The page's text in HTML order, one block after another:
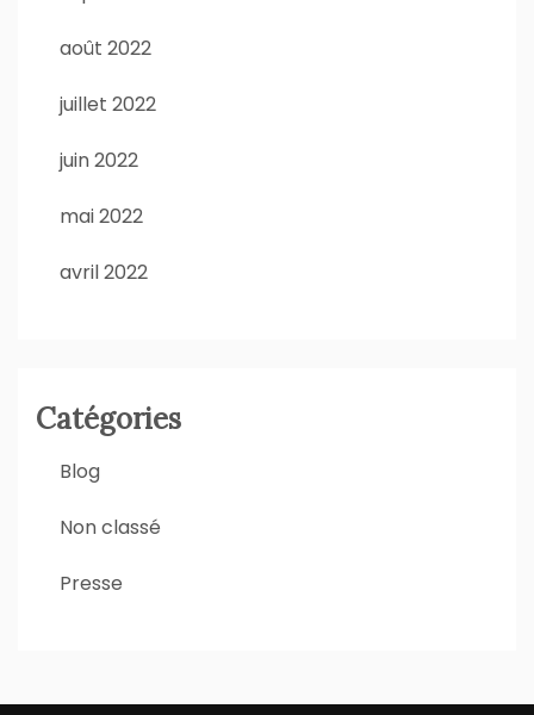
août 2022
juillet 2022
juin 2022
mai 2022
avril 2022
Catégories
Blog
Non classé
Presse